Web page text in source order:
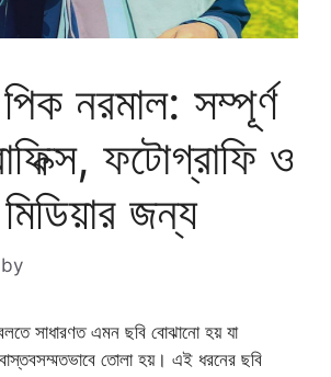
নরমাল: সম্পূর্ণ
ফটোগ্রাফি ও
জন্য
by
সাধারণত এমন ছবি বোঝানো হয় যা
তোলা হয়। এই ধরনের ছবি